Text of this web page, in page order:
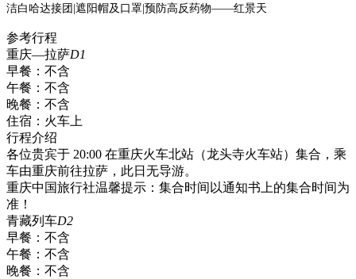
洁白哈达接团|遮阳帽及口罩|预防高反药物——红景天
参考行程
重庆—拉萨D1
早餐： 不含
午餐： 不含
晚餐： 不含
住宿： 火车上
行程介绍
各位贵宾于 20:00 在重庆火车北站（龙头寺火车站）集合，乘
车由重庆前往拉萨，此日无导游。
重庆中国旅行社温馨提示：集合时间以通知书上的集合时间为
准！
青藏列车D2
早餐： 不含
午餐： 不含
晚餐： 不含